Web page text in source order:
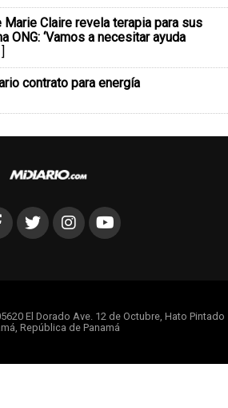
Marie Claire revela terapia para sus
ONG: ‘Vamos a necesitar ayuda
]
contrato para energía
El Dorado Ave. 12 de Octubre, Hato Pintado
República de Panamá